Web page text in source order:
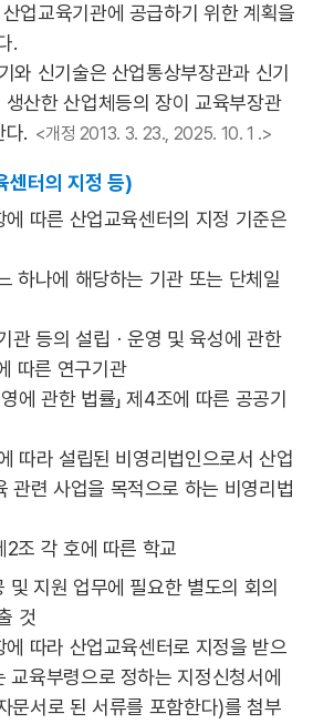
업교육기관에 공급하기 위한 계획을
.
와 신기술은 산업통상부장관과 신기
산한 산업체등의 장이 교육부장관
다. <개정 2013. 3. 23., 2025. 10. 1 .>
센터의 지정 등)
따른 산업교육센터의 지정 기준은
하나에 해당하는 기관 또는 단체일
관 등의 설립ㆍ운영 및 육성에 관한
따른 연구기관
에 관한 법률」 제4조에 따른 공공기
에 따라 설립된 비영리법인으로서 산업
관련 사업을 목적으로 하는 비영리법
2조 각 호에 따른 학교
및 지원 업무에 필요한 별도의 회의
것
따라 산업교육센터로 지정을 받으
교육부령으로 정하는 지정신청서에
문서로 된 서류를 포함한다)를 첨부